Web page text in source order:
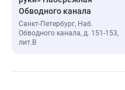
Обводного канала
Санкт-Петербург, Наб.
Обводного канала, д. 151-153,
лит.В